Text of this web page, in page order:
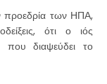
προεδρία των ΗΠΑ,
ότι ο ιός
που διαψεύδει το